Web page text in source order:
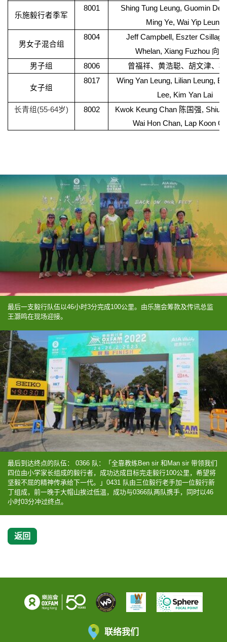
乐施毅行者季军
8001
Shing Tung Leung, Guomin
Ming Ye, Wai Yip Leung
男女子混合组
8004
Jeff Campbell, Eszter Csillag,
Whelan, Xiang Fuzhou 向
男子组
8006 曾福祥、黄浩聪、胡文津、
女子组
8017
Wing Yan Leung, Lilian Leung,
Lee, Kim Yan Lai
长青组 (55-64岁) 8002 Kwok Keung Chan 陈国强, Shiu
Wai Hon Chan, Lap Koon
最后一支毅行队伍以46小时3分完成100公里。由乐施会筹款及传讯总监
王灏鸣在现场迎接。
最后到达终点的队伍： 0366 队：「全靠教练Ben sir 和Man sir 带领我们
四位由小学家长组成的毅行者，成功达成目标完走毅行100公里，希望将
坚毅不屈的精神传承给下一代。」0431 队由三位毅行老手加一位毅行新
丁组成，前一晚于大帽山挨过低温，成功与0366队两队携手，同时以46
小时03分冲过终点。
返回
联络我们